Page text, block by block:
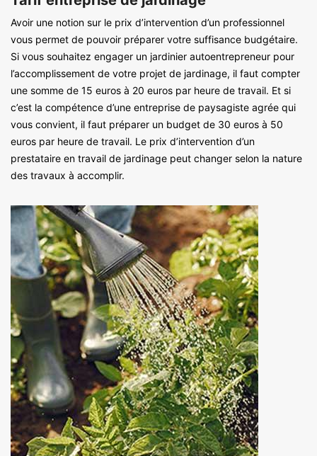
Avoir une notion sur le prix d’intervention d’un professionnel
vous permet de pouvoir préparer votre suffisance budgétaire.
Si vous souhaitez engager un jardinier autoentrepreneur pour
l’accomplissement de votre projet de jardinage, il faut compter
une somme de 15 euros à 20 euros par heure de travail. Et si
c’est la compétence d’une entreprise de paysagiste agrée qui
vous convient, il faut préparer un budget de 30 euros à 50
euros par heure de travail. Le prix d’intervention d’un
prestataire en travail de jardinage peut changer selon la nature
des travaux à accomplir.